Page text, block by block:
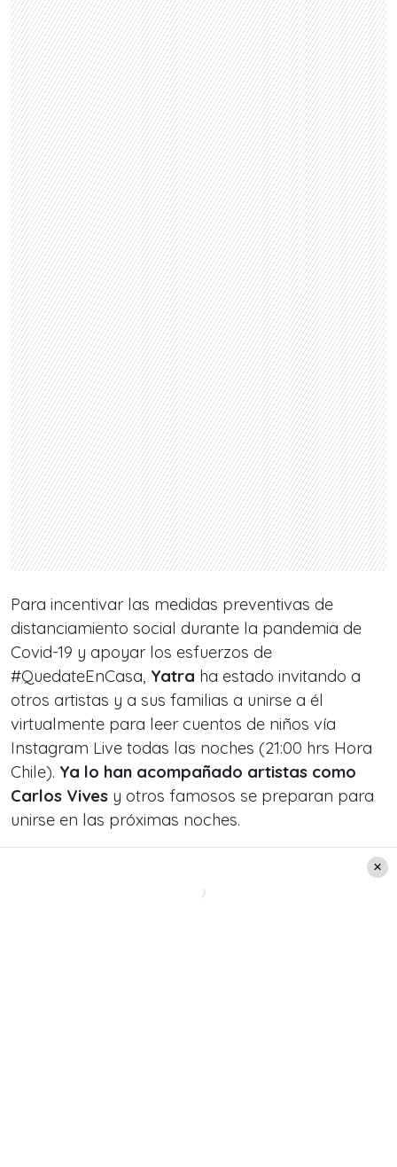
Para incentivar las medidas preventivas de
distanciamiento social durante la pandemia de
Covid-19 y apoyar los esfuerzos de
#QuedateEnCasa, Yatra ha estado invitando a
otros artistas y a sus familias a unirse a él
virtualmente para leer cuentos de niños vía
Instagram Live todas las noches (21:00 hrs Hora
Chile). Ya lo han acompañado artistas como
Carlos Vives y otros famosos se preparan para
unirse en las próximas noches.